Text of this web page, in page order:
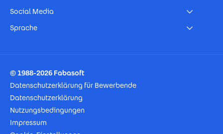
Social Media
Sprache
© 1988-2026 Fabasoft
Datenschutzerklärung für Bewerbende
Datenschutzerklärung
Nutzungsbedingungen
Impressum